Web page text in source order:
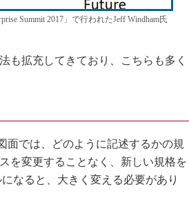
Summit 2017」で行われたJeff Windham氏
拡充してきており、こちらも多く
では、どのように記述するかの規
を変更することなく、新しい規格を
なると、大きく変える必要があり